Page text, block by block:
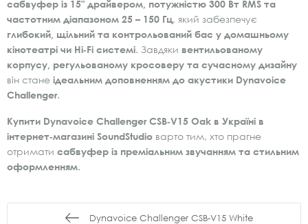
сабвуфер із 15″ драйвером, потужністю 300 Вт RMS та
частотним діапазоном 25 – 150 Гц, який забезпечує
глибокий, щільний та контрольований бас у домашньому
кінотеатрі чи Hi‑Fi системі. Завдяки вентильованому
корпусу, регульованому кросоверу та сучасному дизайну
він стане ідеальним доповненням до акустики Dynavoice
Challenger.
Купити Dynavoice Challenger CSB‑V15 Oak в Україні в
інтернет‑магазині SoundStudio варто тим, хто прагне
отримати сабвуфер із преміальним звучанням та стильним
оформленням.
Dynavoice Challenger CSB-V15 White